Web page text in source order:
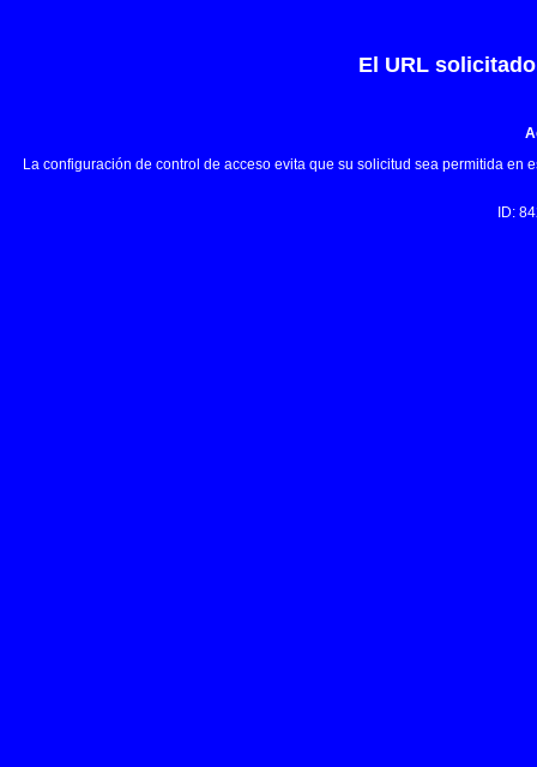
El URL
La configuración de control de acceso evita que su solicitud sea permitida en
ID: